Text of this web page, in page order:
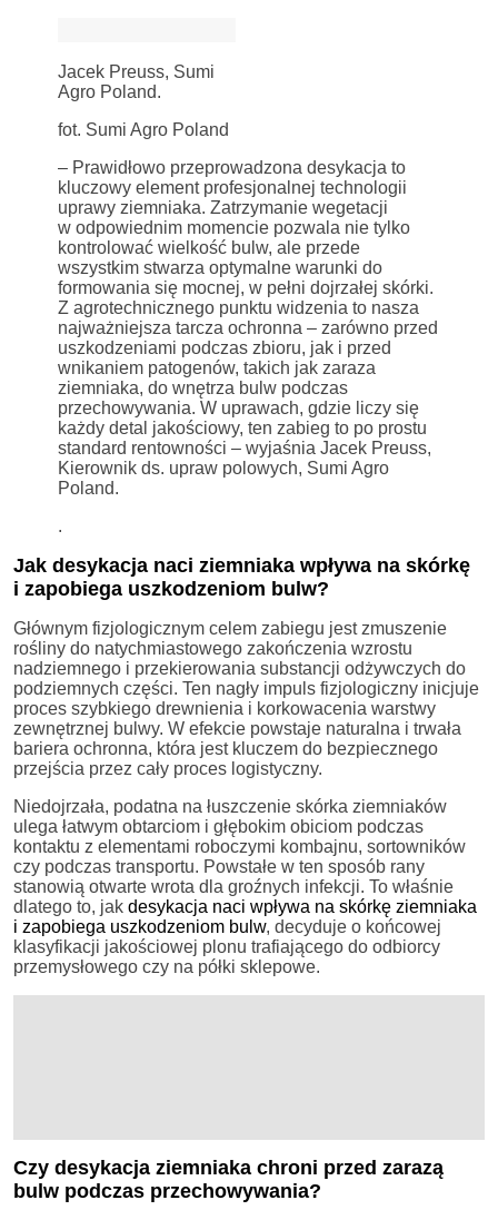
Jacek Preuss, Sumi
Agro Poland.
fot. Sumi Agro Poland
– Prawidłowo przeprowadzona desykacja to
kluczowy element profesjonalnej technologii
uprawy ziemniaka. Zatrzymanie wegetacji
w odpowiednim momencie pozwala nie tylko
kontrolować wielkość bulw, ale przede
wszystkim stwarza optymalne warunki do
formowania się mocnej, w pełni dojrzałej skórki.
Z agrotechnicznego punktu widzenia to nasza
najważniejsza tarcza ochronna – zarówno przed
uszkodzeniami podczas zbioru, jak i przed
wnikaniem patogenów, takich jak zaraza
ziemniaka, do wnętrza bulw podczas
przechowywania. W uprawach, gdzie liczy się
każdy detal jakościowy, ten zabieg to po prostu
standard rentowności – wyjaśnia Jacek Preuss,
Kierownik ds. upraw polowych, Sumi Agro
Poland.
.
Jak desykacja naci ziemniaka wpływa na skórkę
i zapobiega uszkodzeniom bulw?
Głównym fizjologicznym celem zabiegu jest zmuszenie
rośliny do natychmiastowego zakończenia wzrostu
nadziemnego i przekierowania substancji odżywczych do
podziemnych części. Ten nagły impuls fizjologiczny inicjuje
proces szybkiego drewnienia i korkowacenia warstwy
zewnętrznej bulwy. W efekcie powstaje naturalna i trwała
bariera ochronna, która jest kluczem do bezpiecznego
przejścia przez cały proces logistyczny.
Niedojrzała, podatna na łuszczenie skórka ziemniaków
ulega łatwym obtarciom i głębokim obiciom podczas
kontaktu z elementami roboczymi kombajnu, sortowników
czy podczas transportu. Powstałe w ten sposób rany
stanowią otwarte wrota dla groźnych infekcji. To właśnie
dlatego to, jak desykacja naci wpływa na skórkę ziemniaka
i zapobiega uszkodzeniom bulw, decyduje o końcowej
klasyfikacji jakościowej plonu trafiającego do odbiorcy
przemysłowego czy na półki sklepowe.
Czy desykacja ziemniaka chroni przed zarazą
bulw podczas przechowywania?